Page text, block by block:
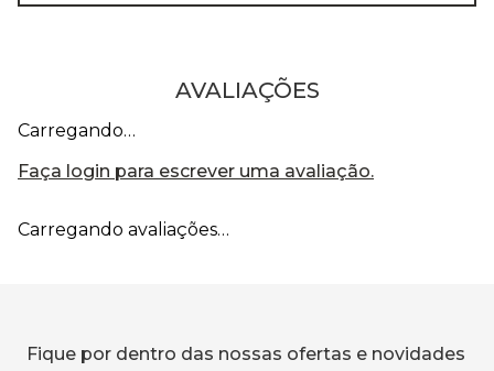
AVALIAÇÕES
Carregando…
Faça login para escrever uma avaliação.
Carregando avaliações…
Fique por dentro das nossas ofertas e novidades